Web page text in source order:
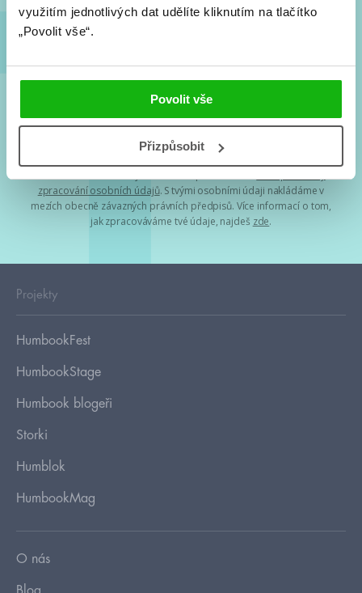
využitím jednotlivých dat udělíte kliknutím na tlačítko
„Povolit vše“.
Povolit vše
Přizpůsobit
zpracování osobních údajů. S tvými osobními údaji nakládáme v
mezích obecně závazných právních předpisů. Více informací o tom,
jak zpracováváme tvé údaje, najdeš zde.
Projekty
HumbookFest
HumbookStage
Humbook blogeři
Storki
Humblok
HumbookMag
O nás